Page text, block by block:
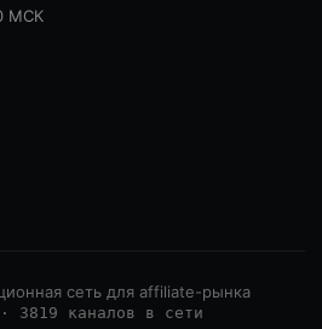
МСК
сеть для affiliate-рынка
3819 каналов в сети